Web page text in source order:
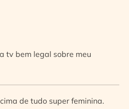
tv bem legal sobre meu
de tudo super feminina.